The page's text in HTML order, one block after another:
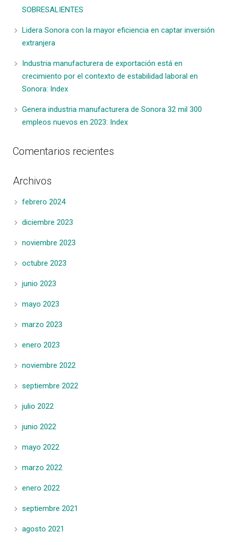
SOBRESALIENTES
Lidera Sonora con la mayor eficiencia en captar inversión
extranjera
Industria manufacturera de exportación está en
crecimiento por el contexto de estabilidad laboral en
Sonora: Index
Genera industria manufacturera de Sonora 32 mil 300
empleos nuevos en 2023: Index
Comentarios recientes
Archivos
febrero 2024
diciembre 2023
noviembre 2023
octubre 2023
junio 2023
mayo 2023
marzo 2023
enero 2023
noviembre 2022
septiembre 2022
julio 2022
junio 2022
mayo 2022
marzo 2022
enero 2022
septiembre 2021
agosto 2021